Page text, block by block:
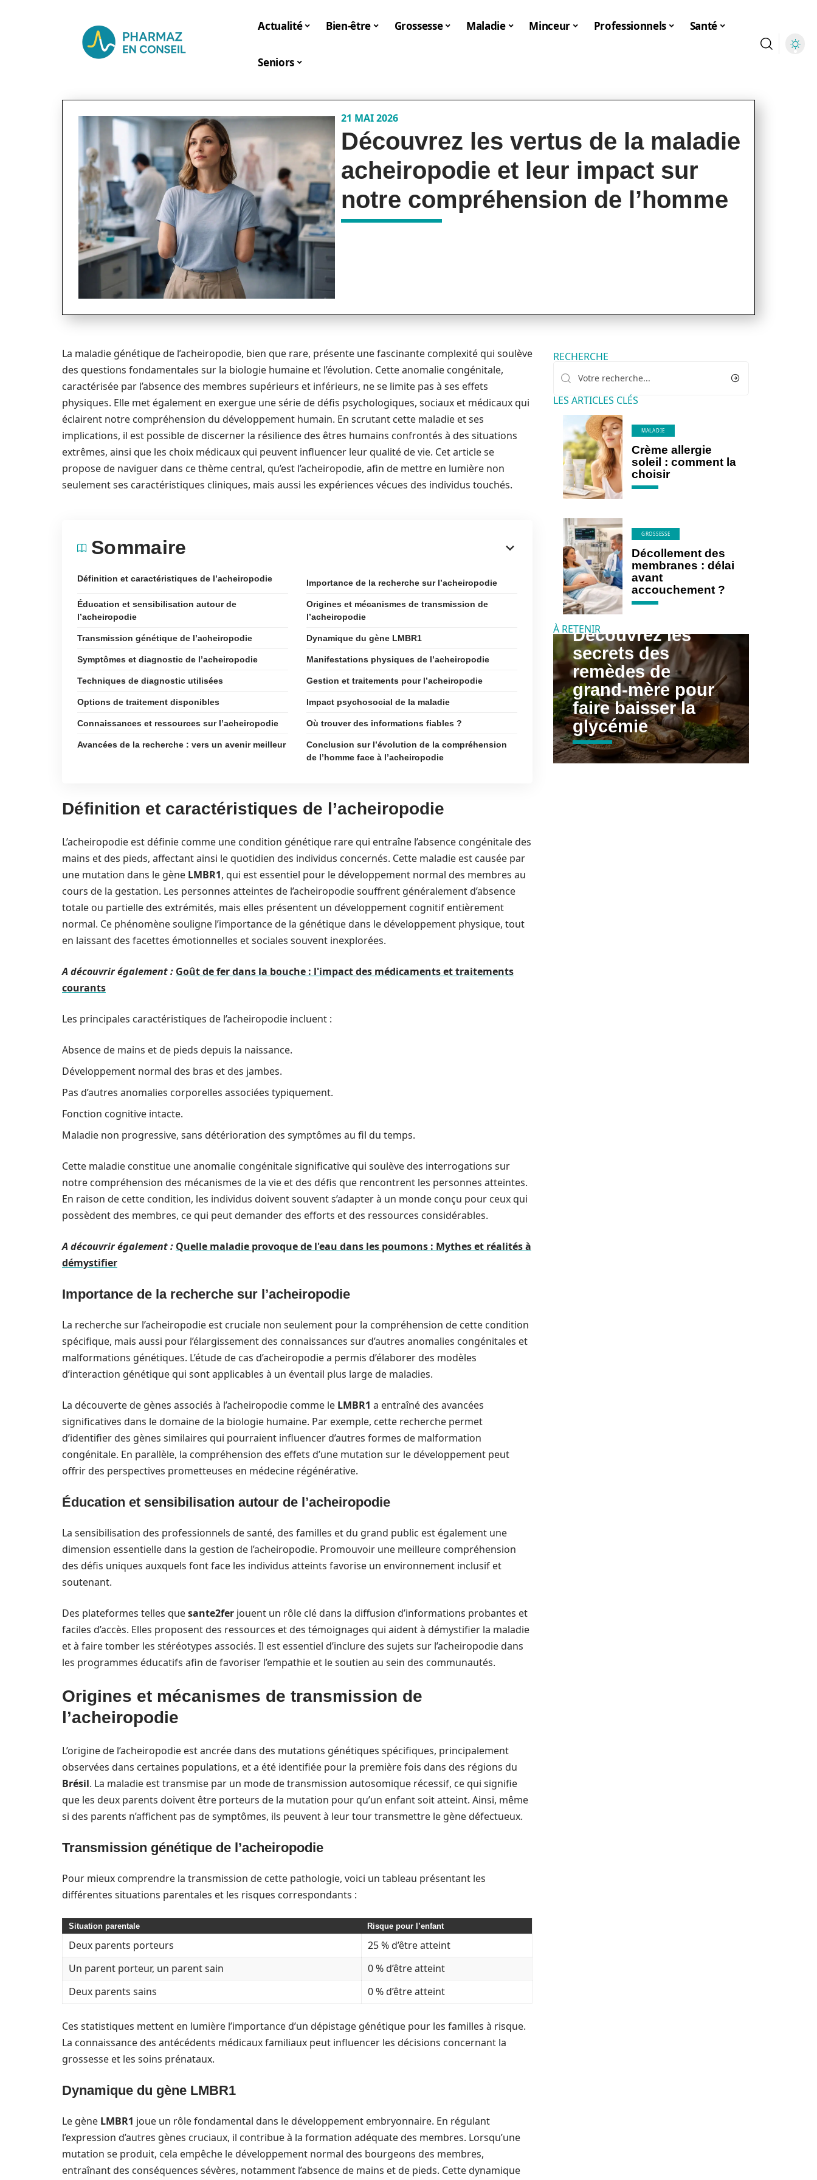
Actualité Bien-être Grossesse Maladie Minceur Professionnels Santé
Seniors
21 MAI 2026
Découvrez les vertus de la maladie
acheiropodie et leur impact sur
notre compréhension de l’homme
La maladie génétique de l’acheiropodie, bien que rare, présente une fascinante complexité qui soulève
des questions fondamentales sur la biologie humaine et l’évolution. Cette anomalie congénitale,
caractérisée par l’absence des membres supérieurs et inférieurs, ne se limite pas à ses effets
physiques. Elle met également en exergue une série de défis psychologiques, sociaux et médicaux qui
éclairent notre compréhension du développement humain. En scrutant cette maladie et ses
implications, il est possible de discerner la résilience des êtres humains confrontés à des situations
extrêmes, ainsi que les choix médicaux qui peuvent influencer leur qualité de vie. Cet article se
propose de naviguer dans ce thème central, qu’est l’acheiropodie, afin de mettre en lumière non
seulement ses caractéristiques cliniques, mais aussi les expériences vécues des individus touchés.
Sommaire
Définition et caractéristiques de l’acheiropodie Importance de la recherche sur l’acheiropodie
Éducation et sensibilisation autour de
l’acheiropodie
Origines et mécanismes de transmission de
l’acheiropodie
Transmission génétique de l’acheiropodie Dynamique du gène LMBR1
Symptômes et diagnostic de l’acheiropodie Manifestations physiques de l’acheiropodie
Techniques de diagnostic utilisées Gestion et traitements pour l’acheiropodie
Options de traitement disponibles Impact psychosocial de la maladie
Connaissances et ressources sur l’acheiropodie Où trouver des informations fiables ?
Avancées de la recherche : vers un avenir meilleur
Conclusion sur l’évolution de la compréhension
de l’homme face à l’acheiropodie
Définition et caractéristiques de l’acheiropodie
L’acheiropodie est définie comme une condition génétique rare qui entraîne l’absence congénitale des
mains et des pieds, affectant ainsi le quotidien des individus concernés. Cette maladie est causée par
une mutation dans le gène LMBR1, qui est essentiel pour le développement normal des membres au
cours de la gestation. Les personnes atteintes de l’acheiropodie souffrent généralement d’absence
totale ou partielle des extrémités, mais elles présentent un développement cognitif entièrement
normal. Ce phénomène souligne l’importance de la génétique dans le développement physique, tout
en laissant des facettes émotionnelles et sociales souvent inexplorées.
A découvrir également : Goût de fer dans la bouche : l'impact des médicaments et traitements
courants
Les principales caractéristiques de l’acheiropodie incluent :
Absence de mains et de pieds depuis la naissance.
Développement normal des bras et des jambes.
Pas d’autres anomalies corporelles associées typiquement.
Fonction cognitive intacte.
Maladie non progressive, sans détérioration des symptômes au fil du temps.
Cette maladie constitue une anomalie congénitale significative qui soulève des interrogations sur
notre compréhension des mécanismes de la vie et des défis que rencontrent les personnes atteintes.
En raison de cette condition, les individus doivent souvent s’adapter à un monde conçu pour ceux qui
possèdent des membres, ce qui peut demander des efforts et des ressources considérables.
A découvrir également : Quelle maladie provoque de l'eau dans les poumons : Mythes et réalités à
démystifier
Importance de la recherche sur l’acheiropodie
La recherche sur l’acheiropodie est cruciale non seulement pour la compréhension de cette condition
spécifique, mais aussi pour l’élargissement des connaissances sur d’autres anomalies congénitales et
malformations génétiques. L’étude de cas d’acheiropodie a permis d’élaborer des modèles
d’interaction génétique qui sont applicables à un éventail plus large de maladies.
La découverte de gènes associés à l’acheiropodie comme le LMBR1 a entraîné des avancées
significatives dans le domaine de la biologie humaine. Par exemple, cette recherche permet
d’identifier des gènes similaires qui pourraient influencer d’autres formes de malformation
congénitale. En parallèle, la compréhension des effets d’une mutation sur le développement peut
offrir des perspectives prometteuses en médecine régénérative.
Éducation et sensibilisation autour de l’acheiropodie
La sensibilisation des professionnels de santé, des familles et du grand public est également une
dimension essentielle dans la gestion de l’acheiropodie. Promouvoir une meilleure compréhension
des défis uniques auxquels font face les individus atteints favorise un environnement inclusif et
soutenant.
Des plateformes telles quesante2fer jouent un rôle clé dans la diffusion d’informations probantes et
faciles d’accès. Elles proposent des ressources et des témoignages qui aident à démystifier la maladie
et à faire tomber les stéréotypes associés. Il est essentiel d’inclure des sujets sur l’acheiropodie dans
les programmes éducatifs afin de favoriser l’empathie et le soutien au sein des communautés.
Origines et mécanismes de transmission de
l’acheiropodie
L’origine de l’acheiropodie est ancrée dans des mutations génétiques spécifiques, principalement
observées dans certaines populations, et a été identifiée pour la première fois dans des régions du
Brésil. La maladie est transmise par un mode de transmission autosomique récessif, ce qui signifie
que les deux parents doivent être porteurs de la mutation pour qu’un enfant soit atteint. Ainsi, même
si des parents n’affichent pas de symptômes, ils peuvent à leur tour transmettre le gène défectueux.
Transmission génétique de l’acheiropodie
Pour mieux comprendre la transmission de cette pathologie, voici un tableau présentant les
différentes situations parentales et les risques correspondants :
Situation parentale Risque pour l’enfant
Deux parents porteurs
25 % d’être atteint
Un parent porteur, un parent sain
0 % d’être atteint
Deux parents sains
0 % d’être atteint
Ces statistiques mettent en lumière l’importance d’un dépistage génétique pour les familles à risque.
La connaissance des antécédents médicaux familiaux peut influencer les décisions concernant la
grossesse et les soins prénataux.
Dynamique du gène LMBR1
Le gène LMBR1 joue un rôle fondamental dans le développement embryonnaire. En régulant
l’expression d’autres gènes cruciaux, il contribue à la formation adéquate des membres. Lorsqu’une
mutation se produit, cela empêche le développement normal des bourgeons des membres,
entraînant des conséquences sévères, notamment l’absence de mains et de pieds. Cette dynamique
RECHERCHE
LES ARTICLES CLÉS
MALADIE
Crème allergie
soleil : comment la
choisir
GROSSESSE
Décollement des
membranes : délai
avant
accouchement ?
À RETENIR
Découvrez les
secrets des
remèdes de
grand-mère pour
faire baisser la
glycémie